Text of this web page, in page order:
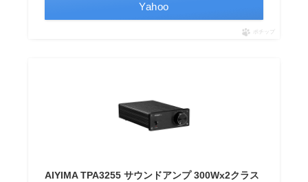
Yahoo
ポチップ
AIYIMA TPA3255 サウンドアンプ 300Wx2クラス